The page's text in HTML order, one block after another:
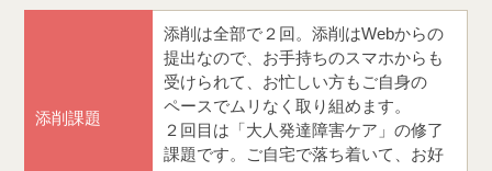
添削課題
添削は全部で２回。添削はWebからの
提出なので、お手持ちのスマホからも
受けられて、お忙しい方もご自身の
ペースでムリなく取り組めます。
２回目は「大人発達障害ケア」の修了
課題です。ご自宅で落ち着いて、お好